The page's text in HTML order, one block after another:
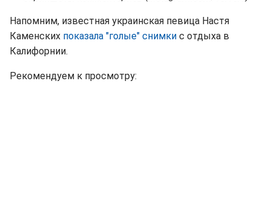
Напомним, известная украинская певица Настя
Каменских показала "голые" снимки с отдыха в
Калифорнии.
Рекомендуем к просмотру: